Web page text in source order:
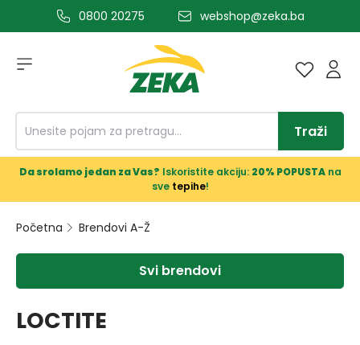
glavni sadržaj0800 20275 webshop@zeka.ba
Traži
Da srolamo jedan za Vas? Iskoristite akciju: 20% POPUSTAna
sve tepihe!
Početna Brendovi A-Ž
Svi brendovi
LOCTITE